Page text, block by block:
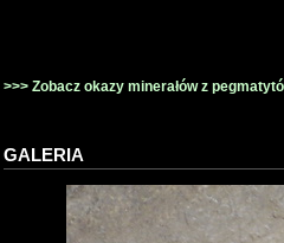
>>> Zobacz okazy minerałów z
GALERIA